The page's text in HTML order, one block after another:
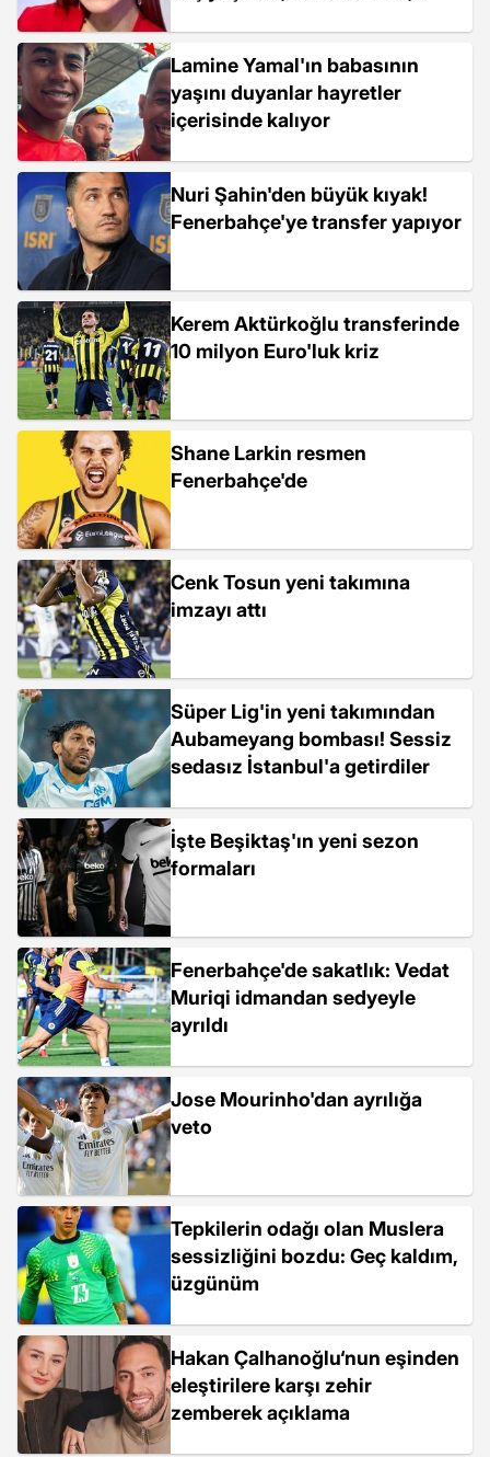
Lamine Yamal'ın babasının
yaşını duyanlar hayretler
içerisinde kalıyor
Nuri Şahin'den büyük kıyak!
Fenerbahçe'ye transfer yapıyor
Kerem Aktürkoğlu transferinde
10 milyon Euro'luk kriz
Shane Larkin resmen
Fenerbahçe'de
Cenk Tosun yeni takımına
imzayı attı
Süper Lig'in yeni takımından
Aubameyang bombası! Sessiz
sedasız İstanbul'a getirdiler
İşte Beşiktaş'ın yeni sezon
formaları
Fenerbahçe'de sakatlık: Vedat
Muriqi idmandan sedyeyle
ayrıldı
Jose Mourinho'dan ayrılığa
veto
Tepkilerin odağı olan Muslera
sessizliğini bozdu: Geç kaldım,
üzgünüm
Hakan Çalhanoğlu‘nun eşinden
eleştirilere karşı zehir
zemberek açıklama